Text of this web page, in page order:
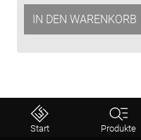
IN DEN WARENKORB
Start Produkte